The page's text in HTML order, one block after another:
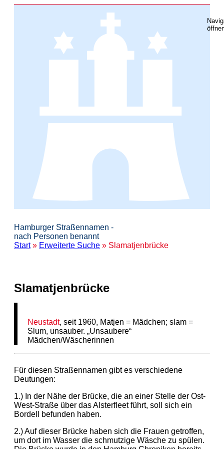
Hamburger Straßennamen -
nach Personen benannt
Start» Erweiterte Suche » Slamatjenbrücke
Slamatjenbrücke
Neustadt, seit 1960, Matjen = Mädchen; slam =
Slum, unsauber. „Unsaubere“
Mädchen/Wäscherinnen
Für diesen Straßennamen gibt es verschiedene
Deutungen:
1.) In der Nähe der Brücke, die an einer Stelle der Ost-
West-Straße über das Alsterfleet führt, soll sich ein
Bordell befunden haben.
2.) Auf dieser Brücke haben sich die Frauen getroffen,
um dort im Wasser die schmutzige Wäsche zu spülen.